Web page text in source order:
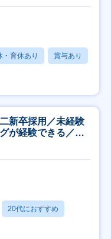
・育休あり 賞与あり
新卒採用／未経験
が経験できる／研
20代におすすめ